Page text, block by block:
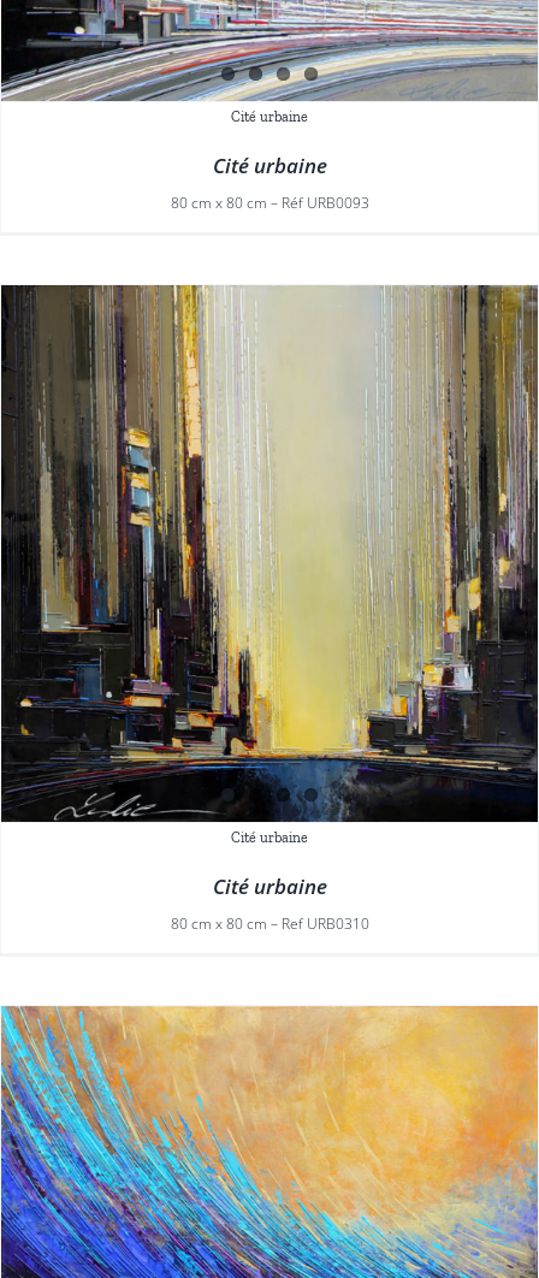
Cité urbaine
Cité urbaine
80 cm x 80 cm – Réf URB0093
Cité urbaine
Cité urbaine
80 cm x 80 cm – Ref URB0310